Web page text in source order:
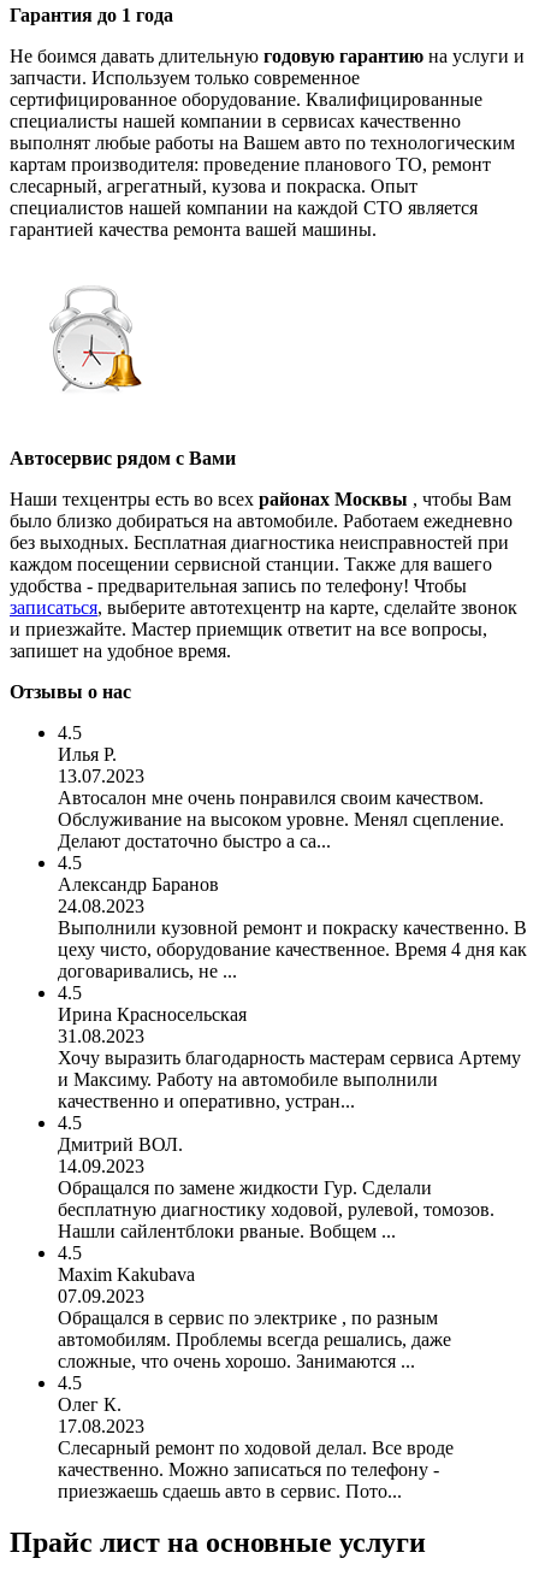
Гарантия до 1 года
Не боимся давать длительную годовую гарантию на услуги и
запчасти. Используем только современное
сертифицированное оборудование. Квалифицированные
специалисты нашей компании в сервисах качественно
выполнят любые работы на Вашем авто по технологическим
картам производителя: проведение планового ТО, ремонт
слесарный, агрегатный, кузова и покраска. Опыт
специалистов нашей компании на каждой СТО является
гарантией качества ремонта вашей машины.
Автосервис рядом с Вами
Наши техцентры есть во всех районах Москвы , чтобы Вам
было близко добираться на автомобиле. Работаем ежедневно
без выходных. Бесплатная диагностика неисправностей при
каждом посещении сервисной станции. Также для вашего
удобства - предварительная запись по телефону! Чтобы
записаться, выберите автотехцентр на карте, сделайте звонок
и приезжайте. Мастер приемщик ответит на все вопросы,
запишет на удобное время.
Отзывы о нас
4.5
Илья Р.
13.07.2023
Автосалон мне очень понравился своим качеством.
Обслуживание на высоком уровне. Менял сцепление.
Делают достаточно быстро а са...
4.5
Александр Баранов
24.08.2023
Выполнили кузовной ремонт и покраску качественно. В
цеху чисто, оборудование качественное. Время 4 дня как
договаривались, не ...
4.5
Ирина Красносельская
31.08.2023
Хочу выразить благодарность мастерам сервиса Артему
и Максиму. Работу на автомобиле выполнили
качественно и оперативно, устран...
4.5
Дмитрий ВОЛ.
14.09.2023
Обращался по замене жидкости Гур. Сделали
бесплатную диагностику ходовой, рулевой, томозов.
Нашли сайлентблоки рваные. Вобщем ...
4.5
Maxim Kakubava
07.09.2023
Обращался в сервис по электрике , по разным
автомобилям. Проблемы всегда решались, даже
сложные, что очень хорошо. Занимаются ...
4.5
Олег К.
17.08.2023
Слесарный ремонт по ходовой делал. Все вроде
качественно. Можно записаться по телефону -
приезжаешь сдаешь авто в сервис. Пото...
Прайс лист на основные услуги